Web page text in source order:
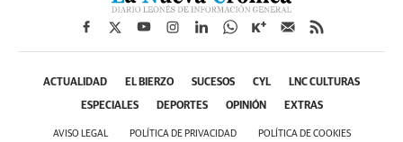
ACTUALIDAD EL BIERZO SUCESOS CYL LNC CULTURAS
ESPECIALES DEPORTES OPINIÓN EXTRAS
AVISO LEGAL POLÍTICA DE PRIVACIDAD POLÍTICA DE COOKIES